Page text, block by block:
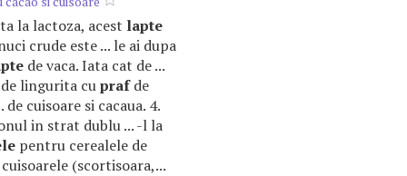
la lactoza, acest lapte
crude este ... le ai dupa
de vaca. Iata cat de ...
lingurita cuprafde
cuisoare si cacaua. 4.
in strat dublu ... -l la
pentru cerealele de
(scortisoara,...